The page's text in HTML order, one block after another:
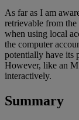
As far as I am
retrievable from
when using local
the computer
potentially have its
However, like an
interactively.
Summary